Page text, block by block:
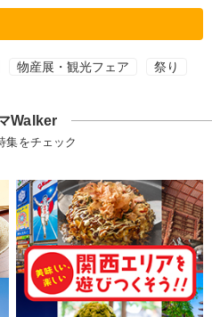
物産展・観光フェア 祭り
Walker
集をチェック